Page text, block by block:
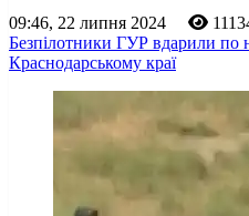
09:46, 22 липня 2024
Безпілотники ГУР вдарили по
Краснодарському краї